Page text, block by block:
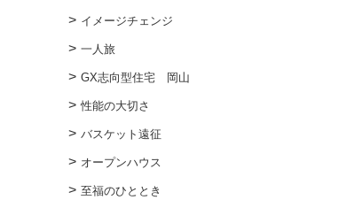
イメージチェンジ
一人旅
GX志向型住宅 岡山
性能の大切さ
バスケット遠征
オープンハウス
至福のひととき